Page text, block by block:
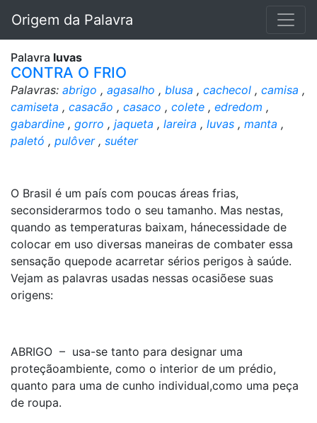
Origem da Palavra
Palavra luvas
CONTRA O FRIO
Palavras: abrigo , agasalho , blusa , cachecol , camisa ,
camiseta , casacão , casaco , colete , edredom ,
gabardine , gorro , jaqueta , lareira , luvas , manta ,
paletó , pulôver, suéter
O Brasil é um país com poucas áreas frias,
seconsiderarmos todo o seu tamanho. Mas nestas,
quando as temperaturas baixam, hánecessidade de
colocar em uso diversas maneiras de combater essa
sensação quepode acarretar sérios perigos à saúde.
Vejam as palavras usadas nessas ocasiõese suas
origens:
ABRIGO – usa-se tanto para designar uma
proteçãoambiente, como o interior de um prédio,
quanto para uma de cunho individual,como uma peça
de roupa.